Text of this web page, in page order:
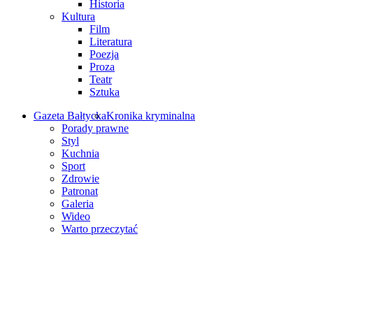
Historia
Kultura
Film
Literatura
Poezja
Proza
Teatr
Sztuka
Gazeta BałtyckaKronika kryminalna
Porady prawne
Styl
Kuchnia
Sport
Zdrowie
Patronat
Galeria
Wideo
Warto przeczytać